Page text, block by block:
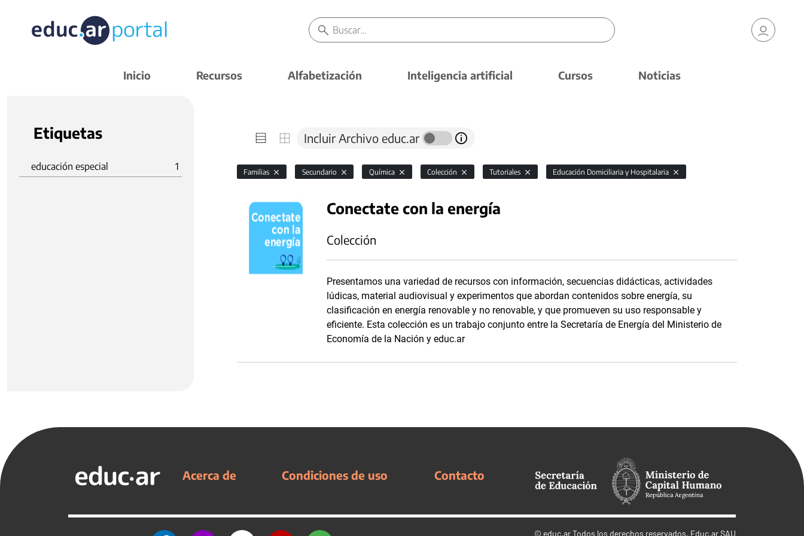
Inicio Recursos Alfabetización Inteligencia artificial Cursos Noticias
Etiquetas
educación especial 1
Incluir Archivo educ.ar
Familias Secundario Química Colección Tutoriales Educación Domiciliaria y Hospitalaria
Conectate con la energía
Colección
Presentamos una variedad de recursos con información, secuencias didácticas, actividades
lúdicas, material audiovisual y experimentos que abordan contenidos sobre energía, su
clasificación en energía renovable y no renovable, y que promueven su uso responsable y
eficiente. Esta colección es un trabajo conjunto entre la Secretaría de Energía del Ministerio de
Economía de la Nación y educ.ar
Acerca de Condiciones de uso Contacto
© educ.arTodos los derechos reservados. Educ.ar SAU